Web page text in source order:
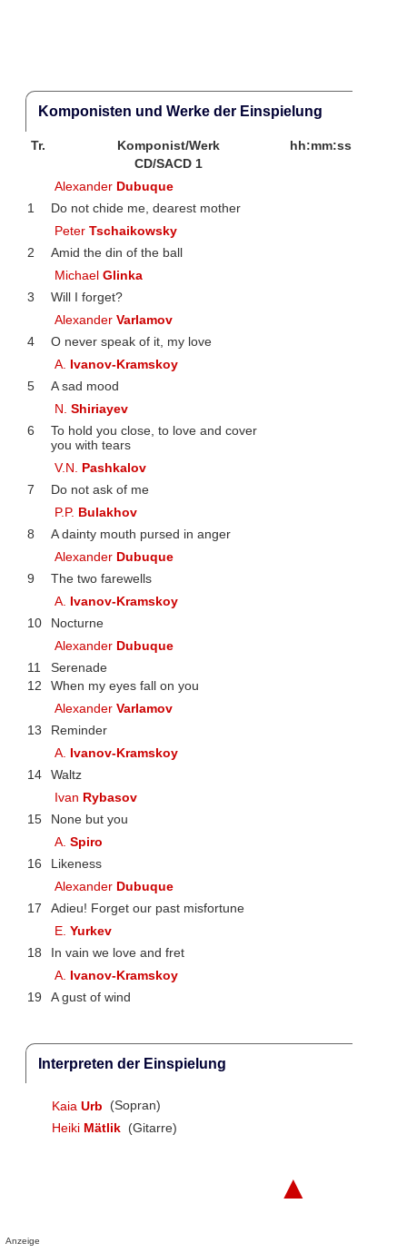
Komponisten und Werke der Einspielung
Tr. Komponist/Werk
hh:mm:ss
CD/SACD 1
Alexander Dubuque
1
Do not chide me, dearest mother
PeterTschaikowsky
2
Amid the din of the ball
MichaelGlinka
3
Will I forget?
AlexanderVarlamov
4
O never speak of it, my love
A. Ivanov-Kramskoy
5
A sad mood
N.Shiriayev
6
To hold you close, to love and cover
you with tears
V.N. Pashkalov
7
Do not ask of me
P.P. Bulakhov
8
A dainty mouth pursed in anger
Alexander Dubuque
9
The two farewells
A. Ivanov-Kramskoy
10
Nocturne
Alexander Dubuque
11
Serenade
12
When my eyes fall on you
AlexanderVarlamov
13
Reminder
A. Ivanov-Kramskoy
14
Waltz
Ivan Rybasov
15
None but you
A.Spiro
16
Likeness
Alexander Dubuque
17
Adieu! Forget our past misfortune
E.Yurkev
18
In vain we love and fret
A. Ivanov-Kramskoy
19
A gust of wind
Interpreten der Einspielung
Kaia Urb
(Sopran)
Heiki Mätlik (Gitarre)
▲
Anzeige